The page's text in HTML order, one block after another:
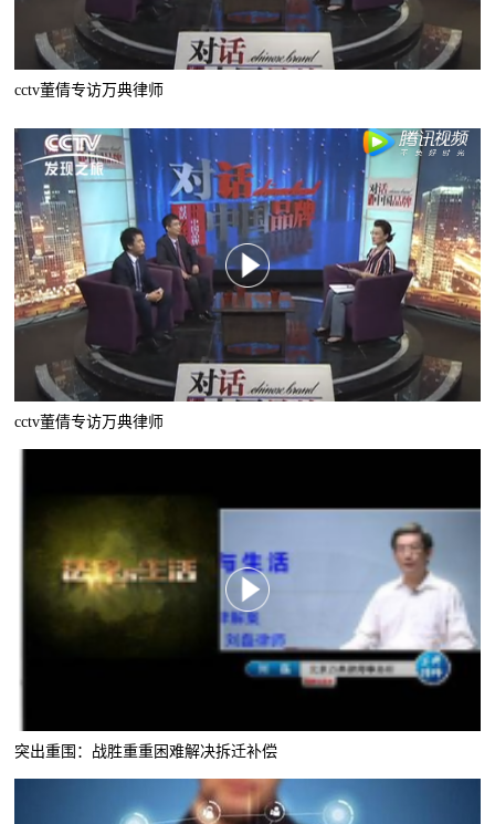
cctv董倩专访万典律师
cctv董倩专访万典律师
突出重围：战胜重重困难解决拆迁补偿